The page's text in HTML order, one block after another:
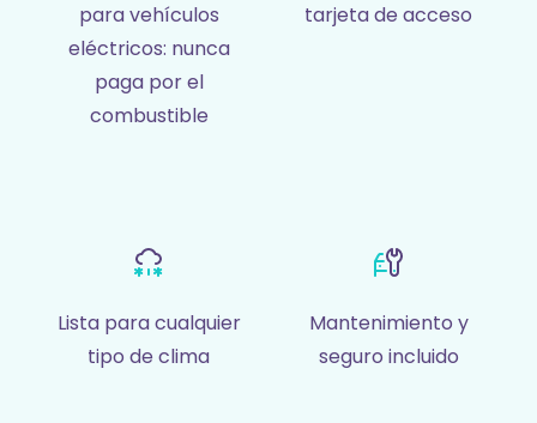
para vehículos
eléctricos: nunca
paga por el
combustible
tarjeta de acceso
Lista para cualquier
tipo de clima
Mantenimiento y
seguro incluido